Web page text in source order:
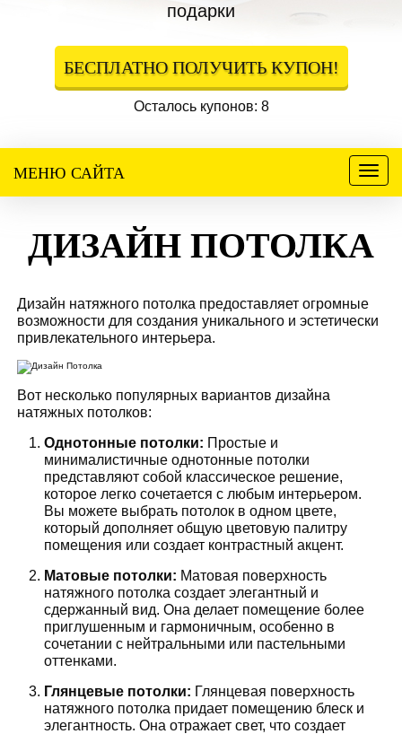
подарки
БЕСПЛАТНО ПОЛУЧИТЬ КУПОН!
Осталось купонов: 8
Меню
МЕНЮ САЙТА
ДИЗАЙН ПОТОЛКА
Дизайн натяжного потолка предоставляет огромные
возможности для создания уникального и эстетически
привлекательного интерьера.
Вот несколько популярных вариантов дизайна
натяжных потолков:
Однотонные потолки: Простые и
минималистичные однотонные потолки
представляют собой классическое решение,
которое легко сочетается с любым интерьером.
Вы можете выбрать потолок в одном цвете,
который дополняет общую цветовую палитру
помещения или создает контрастный акцент.
Матовые потолки: Матовая поверхность
натяжного потолка создает элегантный и
сдержанный вид. Она делает помещение более
приглушенным и гармоничным, особенно в
сочетании с нейтральными или пастельными
оттенками.
Глянцевые потолки: Глянцевая поверхность
натяжного потолка придает помещению блеск и
элегантность. Она отражает свет, что создает